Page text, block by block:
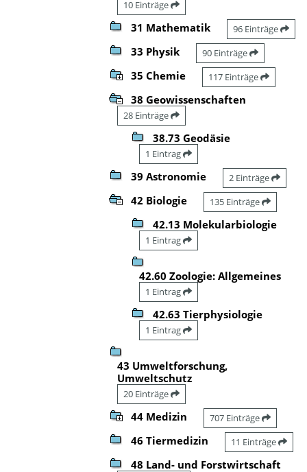
10 Einträge
31 Mathematik 96 Einträge
33 Physik 90 Einträge
35 Chemie 117 Einträge
38 Geowissenschaften
28 Einträge
38.73 Geodäsie
1 Eintrag
39 Astronomie 2 Einträge
42 Biologie 135 Einträge
42.13 Molekularbiologie
1 Eintrag
42.60 Zoologie: Allgemeines
1 Eintrag
42.63 Tierphysiologie
1 Eintrag
43 Umweltforschung,
Umweltschutz
20 Einträge
44 Medizin 707 Einträge
46 Tiermedizin 11 Einträge
48 Land- und Forstwirtschaft